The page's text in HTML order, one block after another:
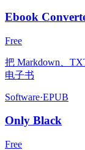
Ebook
Free
把 Markdown、
电子书
Software·EPUB
Only Black
Free